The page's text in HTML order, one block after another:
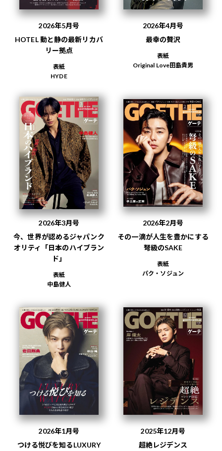
2026年5月号
HOTEL 動と静の最新リカバ
リー拠点
表紙
HYDE
2026年4月号
最幸の贅沢
表紙
Original Love田島貴男
2026年3月号
今、世界が認めるジャパンク
オリティ「日本のハイブラン
ド」
表紙
中島健人
2026年2月号
その一滴が人生を豊かにする
弩級のSAKE
表紙
パク・ソジュン
2026年1月号
つける悦びを知るLUXURY
2025年12月号
超絶レジデンス